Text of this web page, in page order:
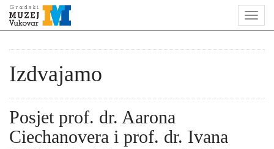
Izdvajamo
Posjet prof. dr. Aarona
Ciechanovera i prof. dr. Ivana